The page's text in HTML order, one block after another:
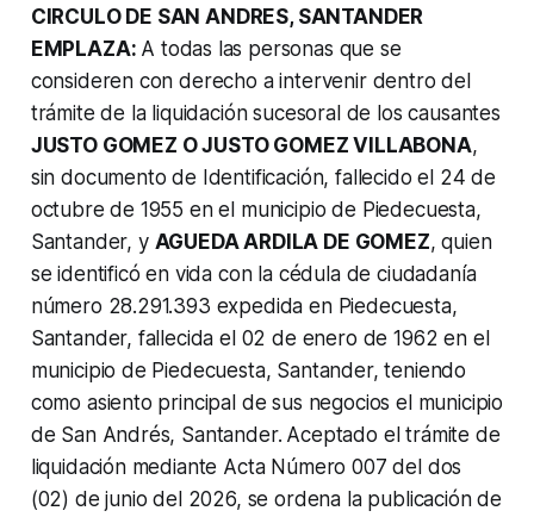
CIRCULO DE SAN ANDRES, SANTANDER
EMPLAZA: A todas las personas que se
consideren con derecho a intervenir dentro del
trámite de la liquidación sucesoral de los causantes
JUSTO GOMEZ O JUSTO GOMEZ VILLABONA,
sin documento de Identificación, fallecido el 24 de
octubre de 1955 en el municipio de Piedecuesta,
Santander, y AGUEDA ARDILA DE GOMEZ, quien
se identificó en vida con la cédula de ciudadanía
número 28.291.393 expedida en Piedecuesta,
Santander, fallecida el 02 de enero de 1962 en el
municipio de Piedecuesta, Santander, teniendo
como asiento principal de sus negocios el municipio
de San Andrés, Santander. Aceptado el trámite de
liquidación mediante Acta Número 007 del dos
(02) de junio del 2026, se ordena la publicación de